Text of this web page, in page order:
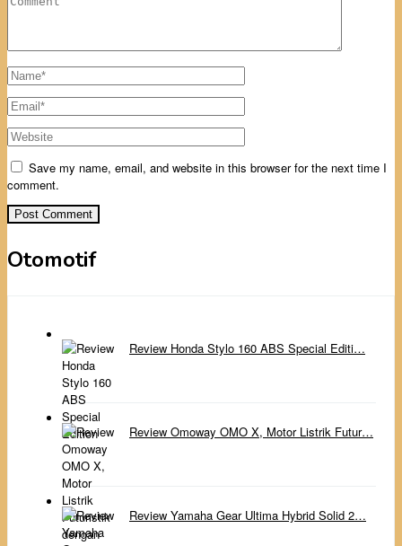
Save my name, email, and website in this browser for the next time I
comment.
Otomotif
Review Honda Stylo 160 ABS Special Editi…
Review Omoway OMO X, Motor Listrik Futur…
Review Yamaha Gear Ultima Hybrid Solid 2…